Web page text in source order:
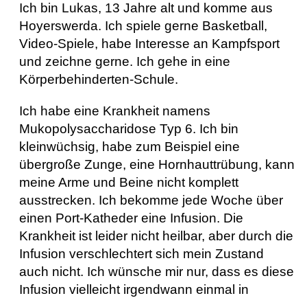
Ich bin Lukas, 13 Jahre alt und komme aus
Hoyerswerda. Ich spiele gerne Basketball,
Video-Spiele, habe Interesse an Kampfsport
und zeichne gerne. Ich gehe in eine
Körperbehinderten-Schule.
Ich habe eine Krankheit namens
Mukopolysaccharidose Typ 6. Ich bin
kleinwüchsig, habe zum Beispiel eine
übergroße Zunge, eine Hornhauttrübung, kann
meine Arme und Beine nicht komplett
ausstrecken. Ich bekomme jede Woche über
einen Port-Katheder eine Infusion. Die
Krankheit ist leider nicht heilbar, aber durch die
Infusion verschlechtert sich mein Zustand
auch nicht. Ich wünsche mir nur, dass es diese
Infusion vielleicht irgendwann einmal in